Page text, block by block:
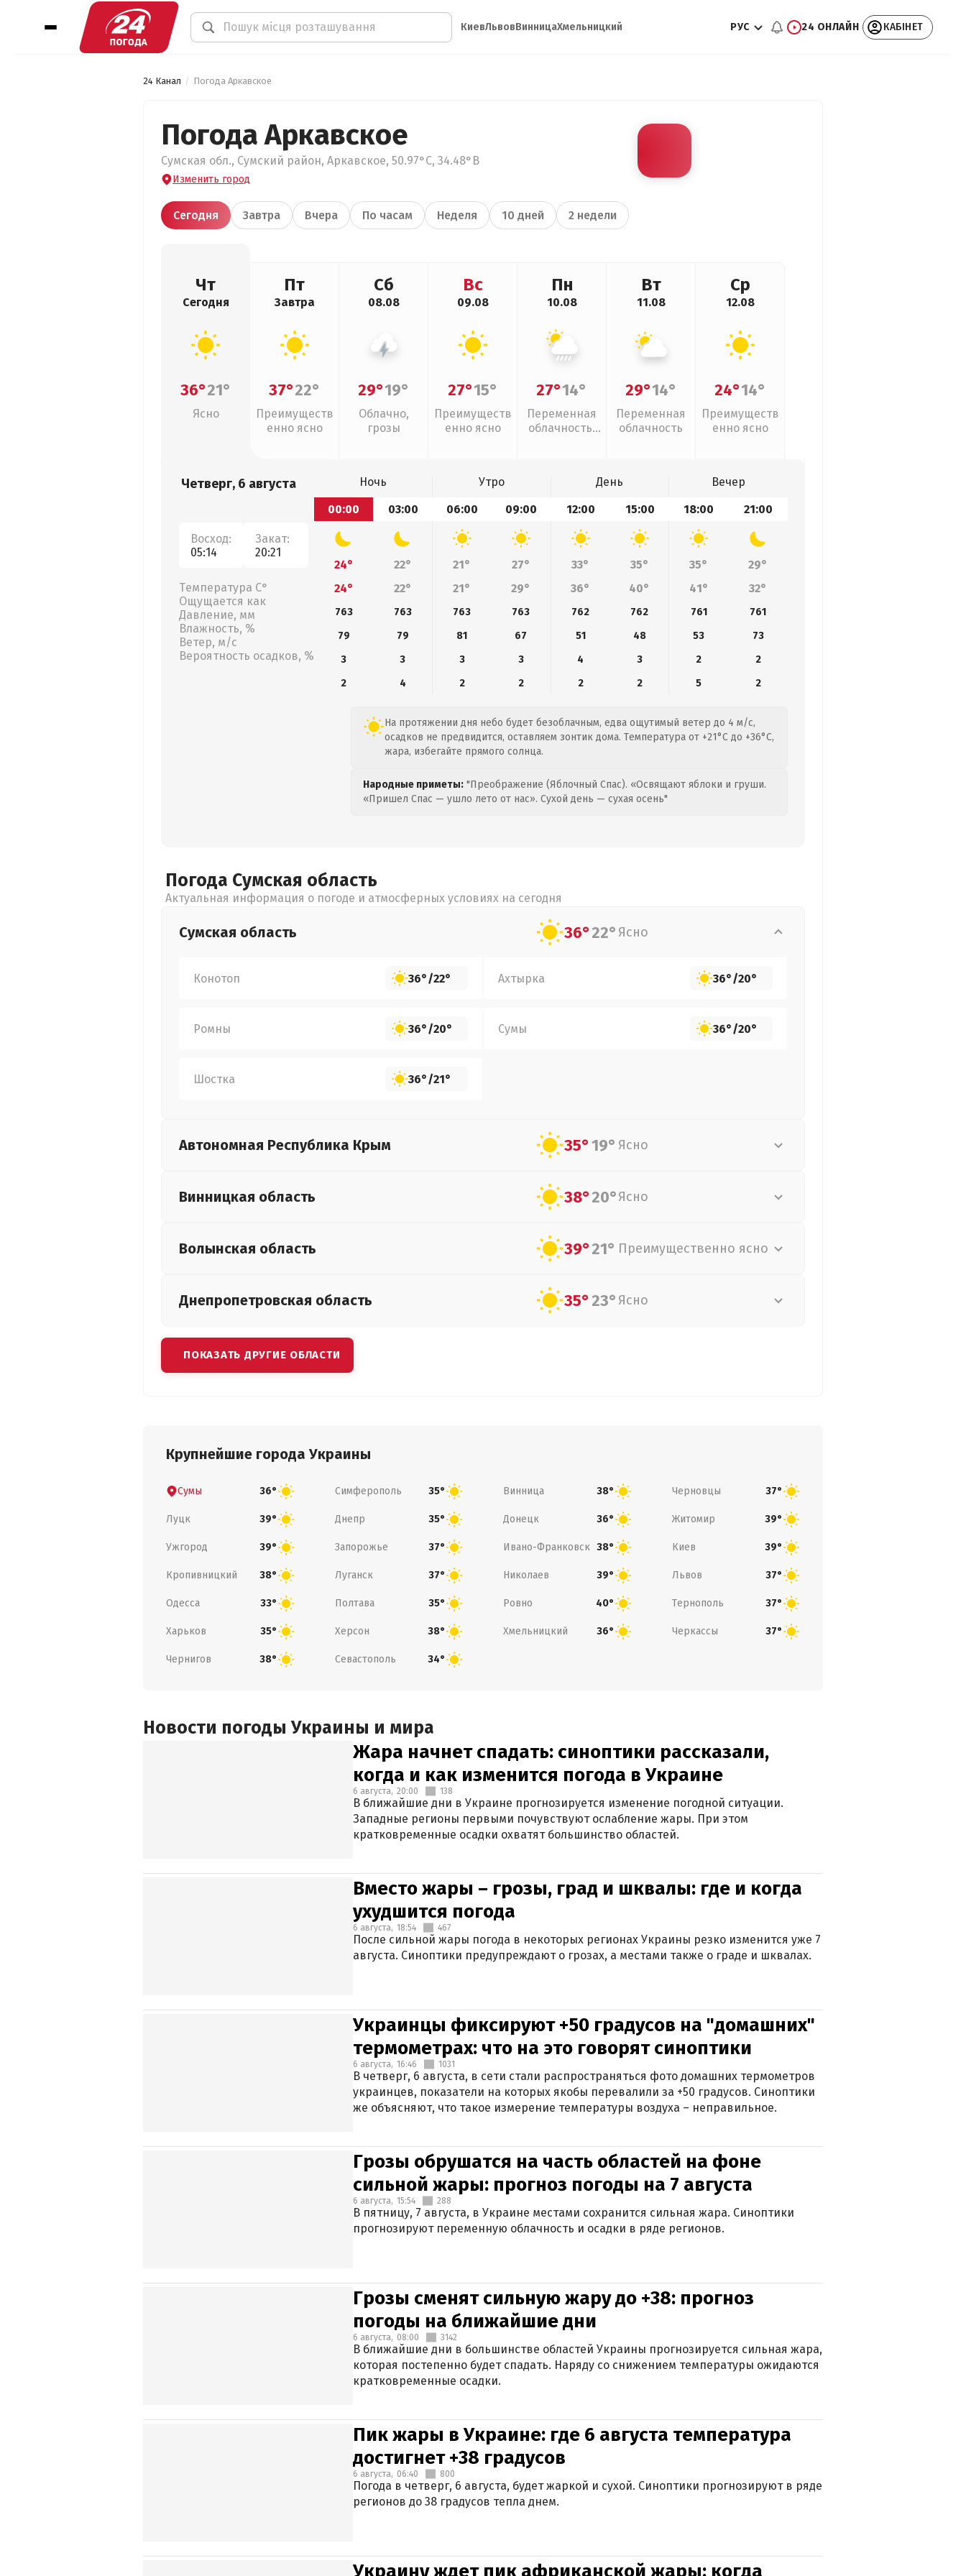
КиевЛьвовВинницаХмельницкий РУС 24 ОНЛАЙН КАБІНЕТ
24 Канал Погода Аркавское
Погода Аркавское
Сумская обл., Сумский район, Аркавское, 50.97°С, 34.48°В
Изменить город
Сегодня Завтра Вчера По часам Неделя 10 дней 2 недели
Чт
Сегодня
36°21°
Ясно
Пт
Завтра
37°22°
Преимуществ
енно ясно
Сб
08.08
29°19°
Облачно,
грозы
Вс
09.08
27°15°
Преимуществ
енно ясно
Пн
10.08
27°14°
Переменная
облачность,
Вт
11.08
29°14°
Переменная
облачность
Ср
12.08
24°14°
Преимуществ
енно ясно
Четверг, 6 августа
Восход:
05:14
Закат:
20:21
Температура С°
Ощущается как
Давление, мм
Влажность, %
Ветер, м/с
Вероятность осадков, %
Ночь Утро День
Вечер
00:00
03:00 06:00 09:00 12:00 15:00 18:00 21:00
24° 22° 21° 27° 33° 35° 35°
29°
24°
22° 21° 29° 36° 40° 41° 32°
763 763 763 763 762 762 761
761
79
79 81 67 51 48 53
73
3
3 3 3 4 3 2
2
2
4 2 2 2 2 5 2
На протяжении дня небо будет безоблачным, едва ощутимый ветер до 4 м/с,
осадков не предвидится, оставляем зонтик дома. Температура от +21°C до +36°C,
жара, избегайте прямого солнца.
Народные приметы: "Преображение (Яблочный Спас). «Освящают яблоки и груши.
«Пришел Спас — ушло лето от нас». Сухой день — сухая осень"
Погода Сумская область
Актуальная информация о погоде и атмосферных условиях на сегодня
Сумская область 36°22° Ясно
Конотоп 36°/22° Ахтырка 36°/20°
Ромны 36°/20° Сумы 36°/20°
Шостка 36°/21°
Автономная Республика Крым 35°19° Ясно
Винницкая область 38°20°Ясно
Волынская область 39°21° Преимущественно ясно
Днепропетровская область 35°23° Ясно
ПОКАЗАТЬ ДРУГИЕ ОБЛАСТИ
Крупнейшие города Украины
Сумы 36° Симферополь 35° Винница 38° Черновцы 37°
Луцк 39° Днепр 35° Донецк 36° Житомир 39°
Ужгород 39° Запорожье 37° Ивано-Франковск 38° Киев 39°
Кропивницкий 38° Луганск 37° Николаев 39° Львов 37°
Одесса 33° Полтава 35° Ровно 40° Тернополь 37°
Харьков 35° Херсон 38° Хмельницкий 36° Черкассы 37°
Чернигов 38° Севастополь 34°
Новости погоды Украины и мира
Жара начнет спадать: синоптики рассказали,
когда и как изменится погода в Украине
6 августа, 20:00 138
В ближайшие дни в Украине прогнозируется изменение погодной ситуации.
Западные регионы первыми почувствуют ослабление жары. При этом
кратковременные осадки охватят большинство областей.
Вместо жары – грозы, град и шквалы: где и когда
ухудшится погода
6 августа, 18:54 467
После сильной жары погода в некоторых регионах Украины резко изменится уже 7
августа. Синоптики предупреждают о грозах, а местами также о граде и шквалах.
Украинцы фиксируют +50 градусов на "домашних"
термометрах: что на это говорят синоптики
6 августа, 16:46 1031
В четверг, 6 августа, в сети стали распространяться фото домашних термометров
украинцев, показатели на которых якобы перевалили за +50 градусов. Синоптики
же объясняют, что такое измерение температуры воздуха – неправильное.
Грозы обрушатся на часть областей на фоне
сильной жары: прогноз погоды на 7 августа
6 августа, 15:54 288
В пятницу, 7 августа, в Украине местами сохранится сильная жара. Синоптики
прогнозируют переменную облачность и осадки в ряде регионов.
Грозы сменят сильную жару до +38: прогноз
погоды на ближайшие дни
6 августа, 08:00 3142
В ближайшие дни в большинстве областей Украины прогнозируется сильная жара,
которая постепенно будет спадать. Наряду со снижением температуры ожидаются
кратковременные осадки.
Пик жары в Украине: где 6 августа температура
достигнет +38 градусов
6 августа, 06:40 800
Погода в четверг, 6 августа, будет жаркой и сухой. Синоптики прогнозируют в ряде
регионов до 38 градусов тепла днем.
Украину ждет пик африканской жары: когда